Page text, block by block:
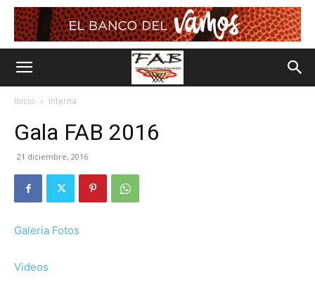
Inicio Interna
Gala FAB 2016
21 diciembre, 2016
Galeria Fotos
Videos